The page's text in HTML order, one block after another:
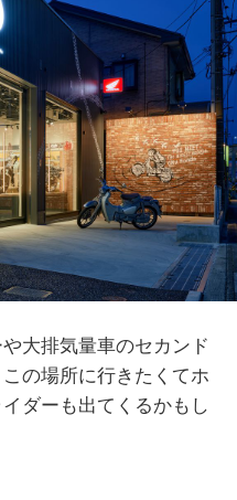
大排気量車のセカンド
の場所に行きたくてホ
ダーも出てくるかもし